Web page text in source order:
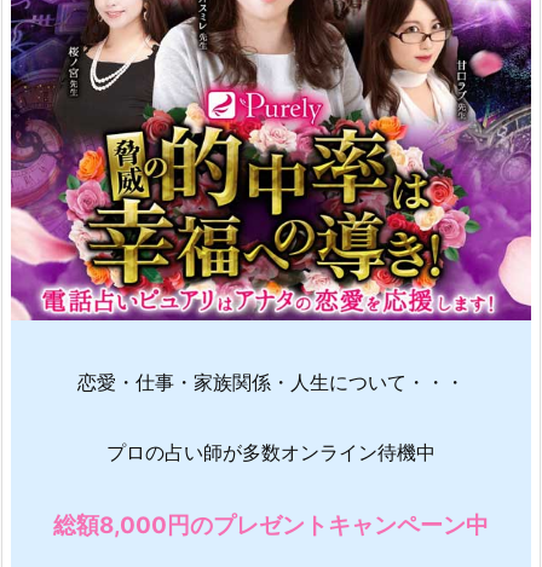
恋愛・仕事・家族関係・人生について・・・
プロの占い師が多数オンライン待機中
総額8,000円のプレゼントキャンペーン中